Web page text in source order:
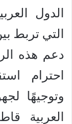
الدول
التي تربط
دعم هذه
احترام
وتوجيهًا
العربية